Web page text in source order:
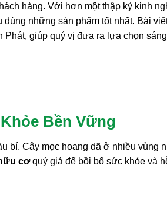
hàng. Với hơn một thập kỷ kinh
những sản phẩm tốt nhất. Bài
giúp quý vị đưa ra lựa chọn
Bền Vững
bí. Cây mọc hoang dã ở nhiều vùng
cơquý giá để bồi bổ sức khỏe và